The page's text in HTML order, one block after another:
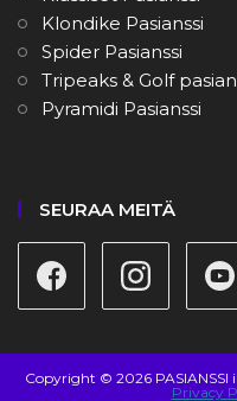
Klondike Pasianssi
Spider Pasianssi
Tripeaks & Golf
Pyramidi Pasianssi
SEURAA MEITÄ
Copyright © 2026 PASIANSSI
Privacy